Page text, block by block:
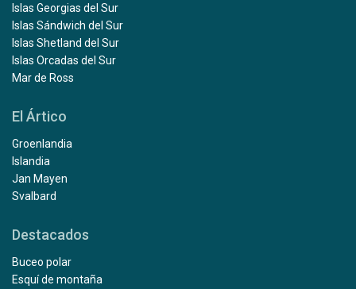
Islas Georgias del Sur
Islas Sándwich del Sur
Islas Shetland del Sur
Islas Orcadas del Sur
Mar de Ross
El Ártico
Groenlandia
Islandia
Jan Mayen
Svalbard
Destacados
Buceo polar
Esquí de montaña